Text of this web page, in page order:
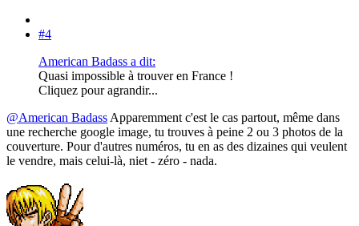
#4
American Badass a dit:
Quasi impossible à trouver en France !
Cliquez pour agrandir...
@American Badass Apparemment c'est le cas partout, même dans
une recherche google image, tu trouves à peine 2 ou 3 photos de la
couverture. Pour d'autres numéros, tu en as des dizaines qui veulent
le vendre, mais celui-là, niet - zéro - nada.